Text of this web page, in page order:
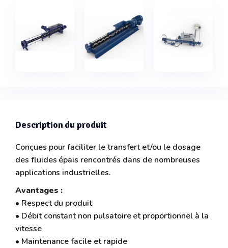
Description du produit
Conçues pour faciliter le transfert et/ou le dosage
des fluides épais rencontrés dans de nombreuses
applications industrielles.
Avantages :
• Respect du produit
• Débit constant non pulsatoire et proportionnel à la
vitesse
• Maintenance facile et rapide